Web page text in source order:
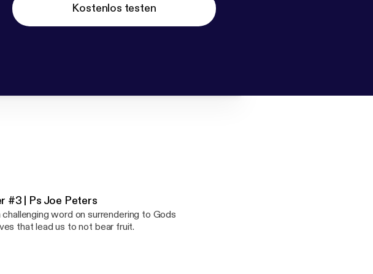
Kostenlos testen
#3 | Ps Joe Peters
word on surrendering to Gods
that lead us to not bear fruit.